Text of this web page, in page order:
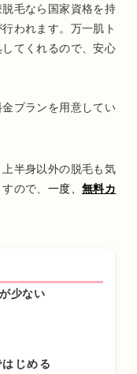
毛なら国家資格を持
われます。万一肌ト
てくれるので、安心
プランを用意してい
半身以外の脱毛も気
ので、 一度、 無料カ
少ない
じめる